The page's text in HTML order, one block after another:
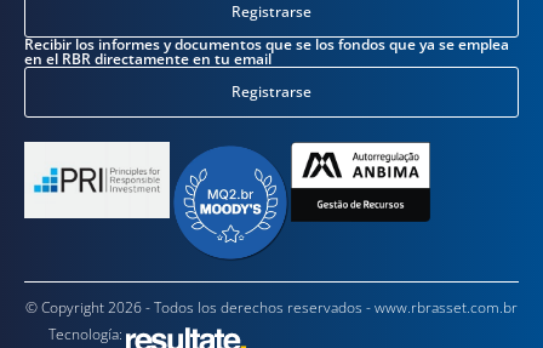
Registrarse
Recibir los informes y documentos que se los fondos que ya se emplea
en el RBR directamente en tu email
Registrarse
© Copyright 2026 - Todos los derechos reservados - www.rbrasset.com.br
Tecnología: